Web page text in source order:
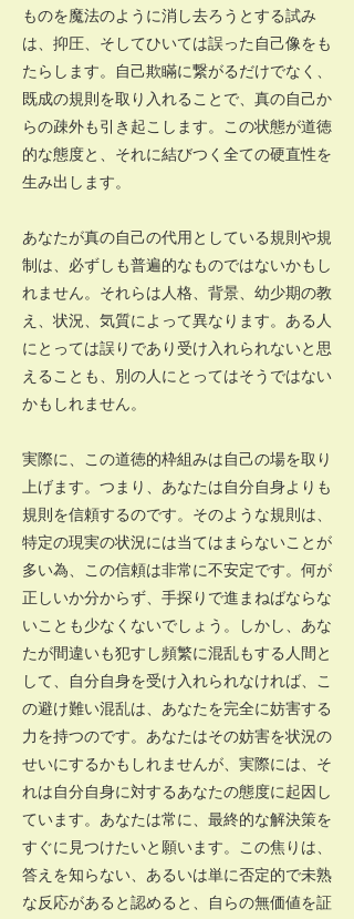
ものを魔法のように消し去ろうとする試み
は、抑圧、そしてひいては誤った自己像をも
たらします。自己欺瞞に繋がるだけでなく、
既成の規則を取り入れることで、真の自己か
らの疎外も引き起こします。この状態が道徳
的な態度と、それに結びつく全ての硬直性を
生み出します。
あなたが真の自己の代用としている規則や規
制は、必ずしも普遍的なものではないかもし
れません。それらは人格、背景、幼少期の教
え、状況、気質によって異なります。ある人
にとっては誤りであり受け入れられないと思
えることも、別の人にとってはそうではない
かもしれません。
実際に、この道徳的枠組みは自己の場を取り
上げます。つまり、あなたは自分自身よりも
規則を信頼するのです。そのような規則は、
特定の現実の状況には当てはまらないことが
多い為、この信頼は非常に不安定です。何が
正しいか分からず、手探りで進まねばならな
いことも少なくないでしょう。しかし、あな
たが間違いも犯すし頻繁に混乱もする人間と
して、自分自身を受け入れられなければ、こ
の避け難い混乱は、あなたを完全に妨害する
力を持つのです。あなたはその妨害を状況の
せいにするかもしれませんが、実際には、そ
れは自分自身に対するあなたの態度に起因し
ています。あなたは常に、最終的な解決策を
すぐに見つけたいと願います。この焦りは、
答えを知らない、あるいは単に否定的で未熟
な反応があると認めると、自らの無価値を証